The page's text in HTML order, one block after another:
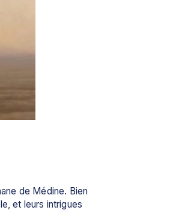
de Médine. Bien
et leurs intrigues